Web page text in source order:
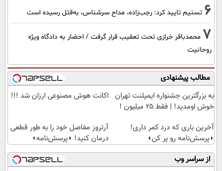
6 تسنیم تایید کرد: رجب‌زاده، مداح سرشناس، به‌قتل رسیده است
7 محمدباقر خرازی تحت تعقیب قرار گرفت / احضار به دادگاه ویژه
روحانیت
مطالب پیشنهادی
به بزرگترین جشنواره ایمپلنت تهران
خوش اومدید! | فقط ۲۵ میلیون !
اکانت هوش مصنوعی ارزان شد !!!
آخرین باری که درد کمر داری!
◗پرسش‌نامه رو پر کن◖
آرتروز مفاصل خود را به طور قطعی
درمان کنید! ◗پرسش‌نامه◖
از سراسر وب